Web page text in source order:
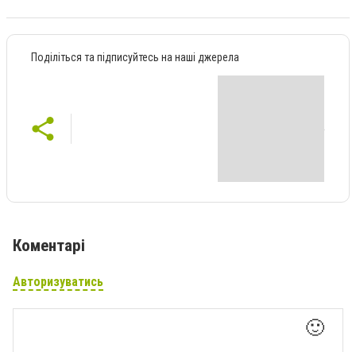
Поділіться та підписуйтесь на наші джерела
Коментарі
Авторизуватись
🙂